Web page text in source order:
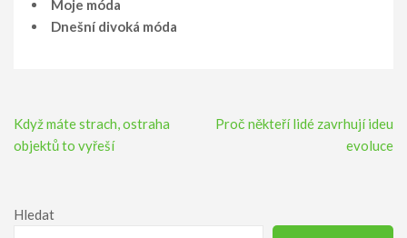
Moje móda
Dnešní divoká móda
Navigace
pro
Když máte strach, ostraha
objektů to vyřeší
Proč někteří lidé zavrhují ideu
evoluce
Hledat